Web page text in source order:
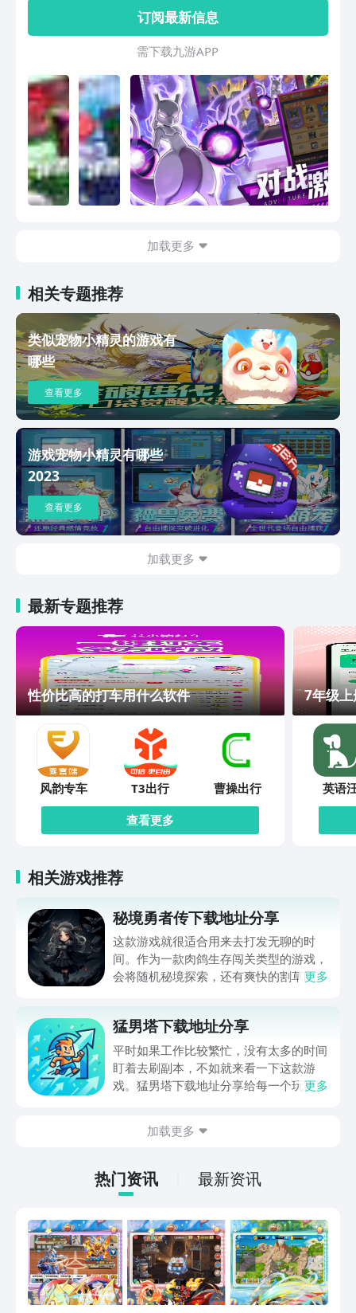
界！更有丰富的道具装备来帮助你的精灵
快速的成长，更有精灵图鉴等收集玩法，
努力成为精灵收服大师吧！
订阅最新信息
需 下 载 九 游 A P P
加载更多
相关专题推荐
类似宠物小精灵的游戏有
哪些
查看更多
游戏宠物小精灵有哪些
2023
查看更多
加载更多
最新专题推荐
性价比高的打车用什么软件
风韵专车 T3出行
曹操出行
查看更多
7年级
英语
相关游戏推荐
秘境勇者传下载地址分享
这款游戏就很适合用来去打发无聊的时
间。作为一款肉鸽生存闯关类型的游戏，
会将随机秘境探索，还有爽快的割草闯关
接就可以下载。游戏的上手门槛还是比较
低的，一只手就可以操控，很适合用来去
打发无聊的时间，可玩性真的比较高。
更多
猛男塔下载地址分享
平时如果工作比较繁忙，没有太多的时间
盯着去刷副本，不如就来看一下这款游
戏。猛男塔下载地址分享给每一个玩家，
空余的时间就可以慢慢的养成角色，就很
一下。
更多
加载更多
热门资讯 最新资讯